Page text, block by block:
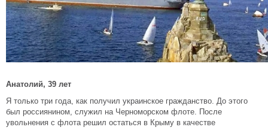
Анатолий, 39 лет
Я только три года, как получил украинское гражданство. До этого
был россиянином, служил на Черноморском флоте. После
увольнения с флота решил остаться в Крыму в качестве